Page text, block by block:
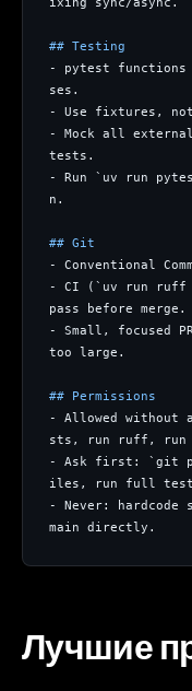
## Testing
- pytest functions
ses.
- Use fixtures, not
- Mock all
tests.
- Run `uv run
n.
## Git
- Conventional
- CI (`uv run ruff
pass before merge.
- Small, focused
too large.
## Permissions
- Allowed
sts, run ruff, run
- Ask first: `git
iles, run full test
- Never:
main directly.
Лучшие